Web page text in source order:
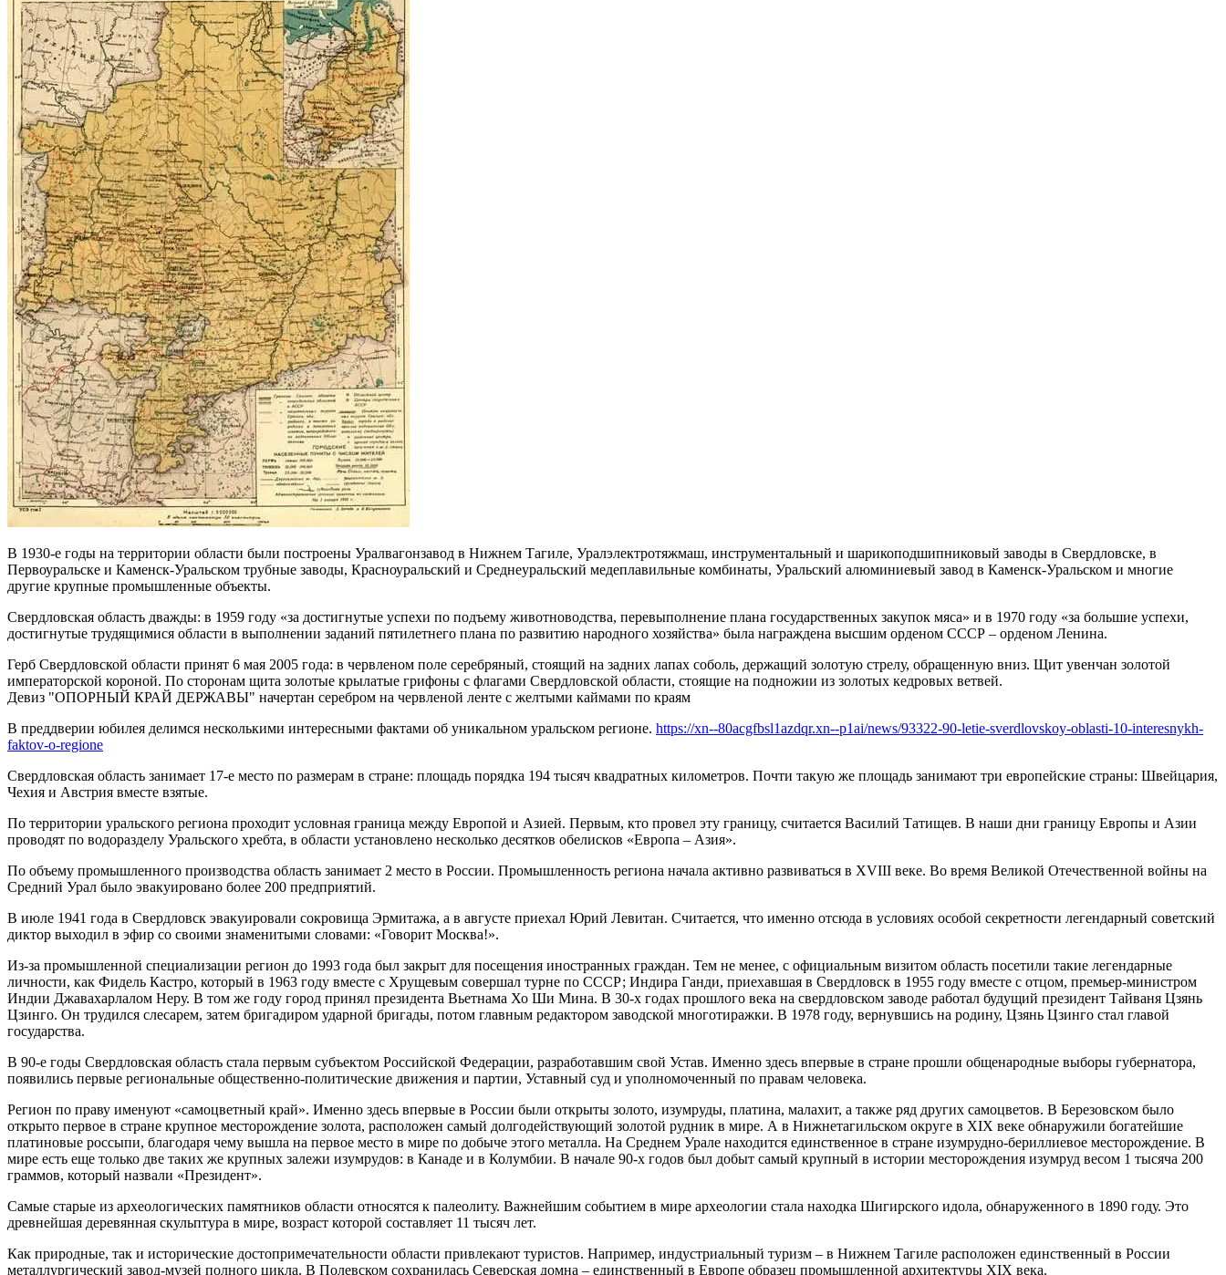
В 1930-е годы на территории области были построены Уралвагонзавод в Нижнем Тагиле, Уралэлектротяжмаш, инструментальный и шарикоподшипниковый заводы в Свердловске, в
Первоуральске и Каменск-Уральском трубные заводы, Красноуральский и Среднеуральский медеплавильные комбинаты, Уральский алюминиевый завод в Каменск-Уральском и многие
другие крупные промышленные объекты.
Свердловская область дважды: в 1959 году «за достигнутые успехи по подъему животноводства, перевыполнение плана государственных закупок мяса» и в 1970 году «за большие успехи,
достигнутые трудящимися области в выполнении заданий пятилетнего плана по развитию народного хозяйства» была награждена высшим орденом СССР – орденом Ленина.
Герб Свердловской области принят 6 мая 2005 года: в червленом поле серебряный, стоящий на задних лапах соболь, держащий золотую стрелу, обращенную вниз. Щит увенчан золотой
императорской короной. По сторонам щита золотые крылатые грифоны с флагами Свердловской области, стоящие на подножии из золотых кедровых ветвей.
Девиз "ОПОРНЫЙ КРАЙ ДЕРЖАВЫ" начертан серебром на червленой ленте с желтыми каймами по краям
В преддверии юбилея делимся несколькими интересными фактами об уникальном уральском регионе. https://xn--80acgfbsl1azdqr.xn--p1ai/news/93322-90-letie-sverdlovskoy-oblasti-10-interesnykh-
faktov-o-regione
Свердловская область занимает 17-е место по размерам в стране: площадь порядка 194 тысяч квадратных километров. Почти такую же площадь занимают три европейские страны: Швейцария,
Чехия и Австрия вместе взятые.
По территории уральского региона проходит условная граница между Европой и Азией. Первым, кто провел эту границу, считается Василий Татищев. В наши дни границу Европы и Азии
проводят по водоразделу Уральского хребта, в области установлено несколько десятков обелисков «Европа – Азия».
По объему промышленного производства область занимает 2 место в России. Промышленность региона начала активно развиваться в XVIII веке. Во время Великой Отечественной войны на
Средний Урал было эвакуировано более 200 предприятий.
В июле 1941 года в Свердловск эвакуировали сокровища Эрмитажа, а в августе приехал Юрий Левитан. Считается, что именно отсюда в условиях особой секретности легендарный советский
диктор выходил в эфир со своими знаменитыми словами: «Говорит Москва!».
Из-за промышленной специализации регион до 1993 года был закрыт для посещения иностранных граждан. Тем не менее, с официальным визитом область посетили такие легендарные
личности, как Фидель Кастро, который в 1963 году вместе с Хрущевым совершал турне по СССР; Индира Ганди, приехавшая в Свердловск в 1955 году вместе с отцом, премьер-министром
Индии Джавахарлалом Неру. В том же году город принял президента Вьетнама Хо Ши Мина. В 30-х годах прошлого века на свердловском заводе работал будущий президент Тайваня Цзянь
Цзинго. Он трудился слесарем, затем бригадиром ударной бригады, потом главным редактором заводской многотиражки. В 1978 году, вернувшись на родину, Цзянь Цзинго стал главой
государства.
В 90-е годы Свердловская область стала первым субъектом Российской Федерации, разработавшим свой Устав. Именно здесь впервые в стране прошли общенародные выборы губернатора,
появились первые региональные общественно-политические движения и партии, Уставный суд и уполномоченный по правам человека.
Регион по праву именуют «самоцветный край». Именно здесь впервые в России были открыты золото, изумруды, платина, малахит, а также ряд других самоцветов. В Березовском было
открыто первое в стране крупное месторождение золота, расположен самый долгодействующий золотой рудник в мире. А в Нижнетагильском округе в XIX веке обнаружили богатейшие
платиновые россыпи, благодаря чему вышла на первое место в мире по добыче этого металла. На Среднем Урале находится единственное в стране изумрудно-бериллиевое месторождение. В
мире есть еще только две таких же крупных залежи изумрудов: в Канаде и в Колумбии. В начале 90-х годов был добыт самый крупный в истории месторождения изумруд весом 1 тысяча 200
граммов, который назвали «Президент».
Самые старые из археологических памятников области относятся к палеолиту. Важнейшим событием в мире археологии стала находка Шигирского идола, обнаруженного в 1890 году. Это
древнейшая деревянная скульптура в мире, возраст которой составляет 11 тысяч лет.
Как природные, так и исторические достопримечательности области привлекают туристов. Например, индустриальный туризм – в Нижнем Тагиле расположен единственный в России
металлургический завод-музей полного цикла. В Полевском сохранилась Северская домна – единственный в Европе образец промышленной архитектуры XIX века.